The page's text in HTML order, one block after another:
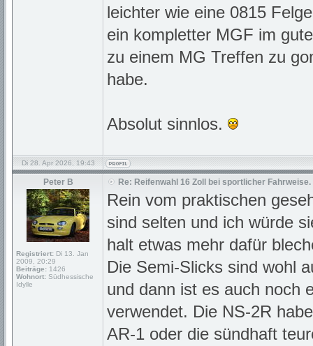
leichter wie eine 0815
ein kompletter MGF im
zu einem MG Treffen zu
habe.
Absolut sinnlos.
Di 28. Apr 2026, 19:43
Peter B
Registriert: Di 13. Jan
2009, 20:29
Beiträge: 1426
Wohnort: Südhessische
Idylle
Re: Reifenwahl 16 Zoll bei sportlicher Fahrweise.
Rein vom praktischen
sind selten und ich würde
halt etwas mehr dafür
Die Semi-Slicks sind wohl
und dann ist es auch noch
verwendet. Die NS-2R
AR-1 oder die sündhaft